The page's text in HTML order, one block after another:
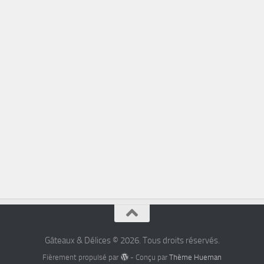
Gâteaux & Délices © 2026. Tous droits réservés.
Fièrement propulsé par - Conçu par Thème Hueman